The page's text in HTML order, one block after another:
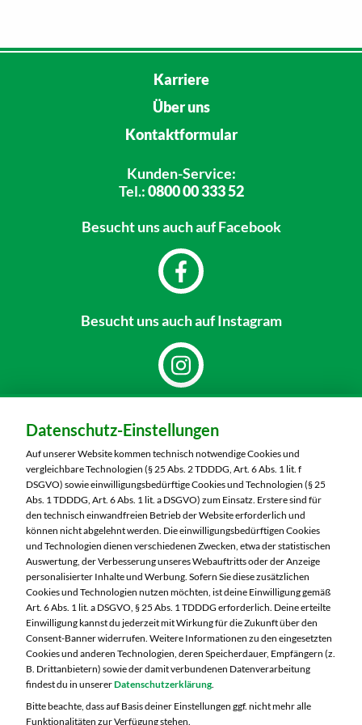
Karriere
Über uns
Kontaktformular
Kunden-Service:
Tel.:0800 00 333 52
Besucht unsauch auf Facebook
Besucht unsauch auf Instagram
MARKTKAUF Bautzen
Niederkainaer Straße 14
02625 Bautzen
Telefon:03591 6280
Markt ändern
Öffnungszeiten diese Woche:
Mo:
07:00 – 20:00 Uhr
Di:
07:00 – 20:00 Uhr
Mi:
07:00 – 20:00 Uhr
Do:
07:00 – 21:00 Uhr
Fr:
07:00 – 21:00 Uhr
Datenschutz-Einstellungen
Auf unserer Website kommen technisch notwendige Cookies und
vergleichbare Technologien (§ 25 Abs. 2 TDDDG, Art. 6 Abs. 1 lit. f
DSGVO) sowie einwilligungsbedürftige Cookies und Technologien (§ 25
Abs. 1 TDDDG, Art. 6 Abs. 1 lit. a DSGVO) zum Einsatz. Erstere sind für
den technisch einwandfreien Betrieb der Website erforderlich und
können nicht abgelehnt werden. Die einwilligungsbedürftigen Cookies
und Technologien dienen verschiedenen Zwecken, etwa der statistischen
Auswertung, der Verbesserung unseres Webauftritts oder der Anzeige
personalisierter Inhalte und Werbung. Sofern Sie diese zusätzlichen
Cookies und Technologien nutzen möchten, ist deine Einwilligung gemäß
Art. 6 Abs. 1 lit. a DSGVO, § 25 Abs. 1 TDDDG erforderlich. Deine erteilte
Einwilligung kannst du jederzeit mit Wirkung für die Zukunft über den
Consent-Banner widerrufen. Weitere Informationen zu den eingesetzten
Cookies und anderen Technologien, deren Speicherdauer, Empfängern (z.
B. Drittanbietern) sowie der damit verbundenen Datenverarbeitung
findest du in unsererDatenschutzerklärung.
Bitte beachte, dass auf Basis deiner Einstellungen ggf. nicht mehr alle
Funktionalitäten zur Verfügung stehen.